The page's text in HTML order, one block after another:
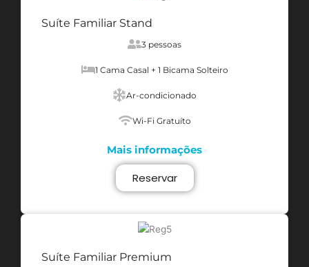
Suíte Familiar Stand
3 pessoas
1 Cama Casal + 1 Bicama Solteiro
Ar-condicionado
Wi-Fi Gratuíto
Mais informações
Reservar
Suíte Familiar Premium